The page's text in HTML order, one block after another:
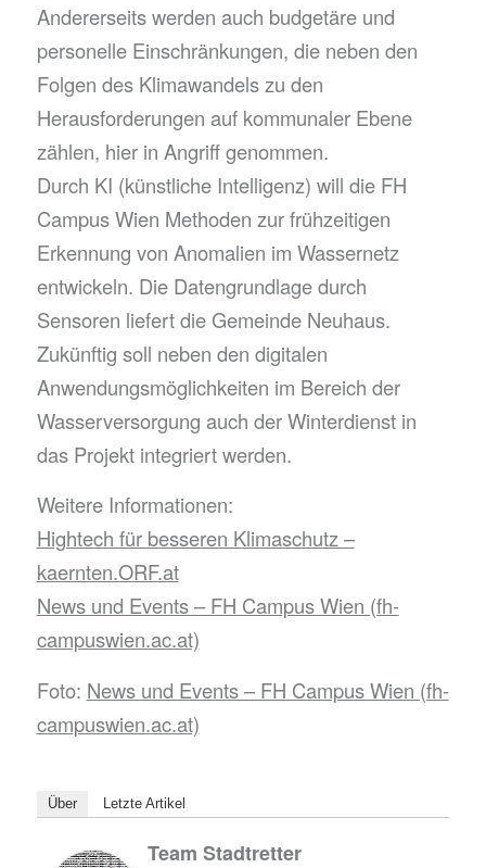
Andererseits werden auch budgetäre und
personelle Einschränkungen, die neben den
Folgen des Klimawandels zu den
Herausforderungen auf kommunaler Ebene
zählen, hier in Angriff genommen.
Durch KI (künstliche Intelligenz) will die FH
Campus Wien Methoden zur frühzeitigen
Erkennung von Anomalien im Wassernetz
entwickeln. Die Datengrundlage durch
Sensoren liefert die Gemeinde Neuhaus.
Zukünftig soll neben den digitalen
Anwendungsmöglichkeiten im Bereich der
Wasserversorgung auch der Winterdienst in
das Projekt integriert werden.
Weitere Informationen:
Hightech für besseren Klimaschutz –
kaernten.ORF.at
News und Events – FH Campus Wien (fh-
campuswien.ac.at)
Foto: News und Events – FH Campus Wien (fh-
campuswien.ac.at)
Über Letzte Artikel
Team Stadtretter